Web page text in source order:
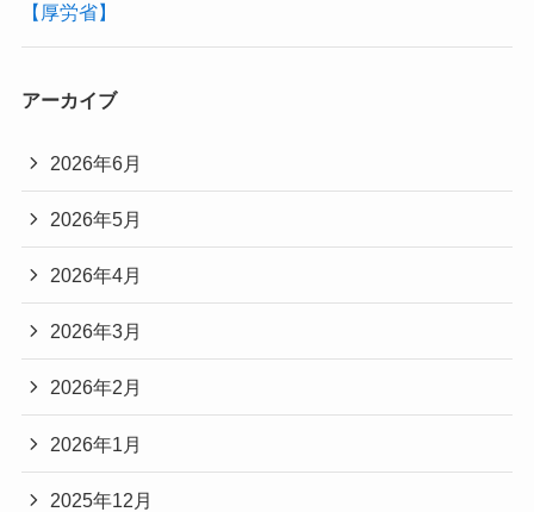
【厚労省】
アーカイブ
2026年6月
2026年5月
2026年4月
2026年3月
2026年2月
2026年1月
2025年12月